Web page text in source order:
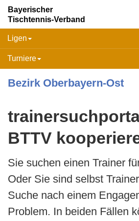
Bayerischer
Tischtennis-Verband
Ligen
Turniere
Bezirk Oberbayern-Ost
BTTV
Sie suchen einen Trainer
Oder Sie sind selbst
Suche nach einem
Problem. In beiden Fällen